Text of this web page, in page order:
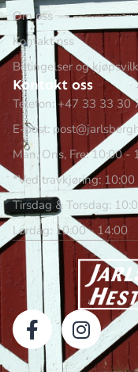
Om oss
Kontakt oss
Betingelser og
Kontakt oss
Telefon: +47 33 33 30
E-post:
Man, Ons, Fre: 10:00 -
*Ved travkjøring:
Tirsdag & Torsdag:
Lørdag: 10:00 - 14:00